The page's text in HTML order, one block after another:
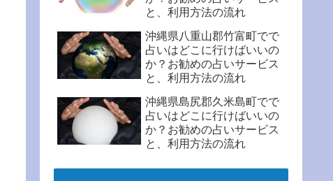
と、利用方法の流れ
沖縄県八重山郡竹富町でで
占いはどこに行けばいいの
か？お勧めの占いサービス
と、利用方法の流れ
沖縄県島尻郡久米島町でで
占いはどこに行けばいいの
か？お勧めの占いサービス
と、利用方法の流れ